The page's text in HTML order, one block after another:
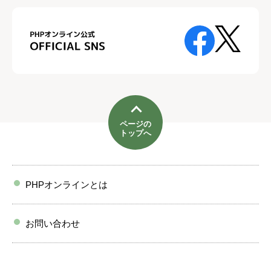
ページの
トップへ
PHPオンラインとは
お問い合わせ